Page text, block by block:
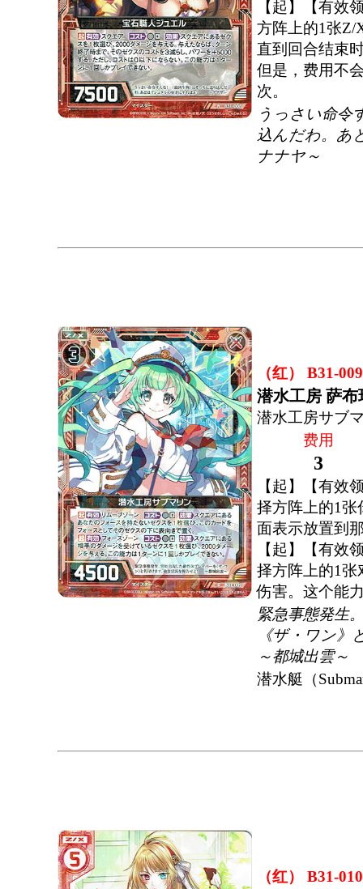
【起】【有效
方阵上的1张Z/
直到回合结束
但是，费用不
次。
うっさい命令
込んだわ。あ
ナナヤ～
（红） B31-
潜水工房 萨布
潜水工房サブ
费用
3
【起】【有效
择方阵上的1
面表示放置到
【起】【有效
择方阵上的1张
伤害。这个能
緊急事態発生
《ザ・ワン
～都城出雲～
潜水艇（
（红） B31-